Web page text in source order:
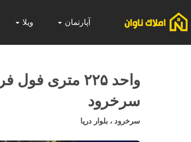
آپارتمان ویلا
واحد ۲۲۵ متری
سرخرود
سرخرود ، بلوار دریا